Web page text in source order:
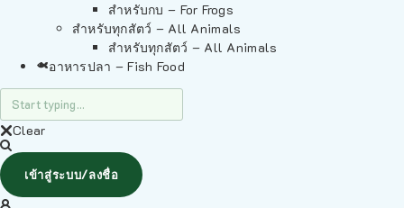
สำหรับกบ – For Frogs
สำหรับทุกสัตว์ – All Animals
สำหรับทุกสัตว์ – All Animals
อาหารปลา – Fish Food
Clear
เข้าสู่ระบบ/ลงชื่อ